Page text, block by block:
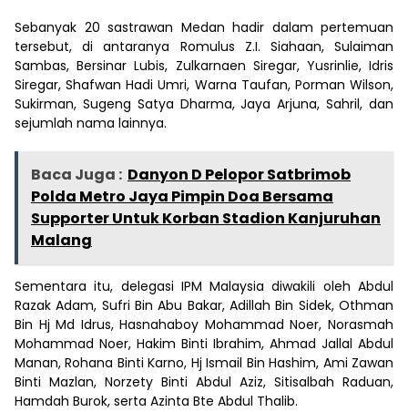
Sebanyak 20 sastrawan Medan hadir dalam pertemuan
tersebut, di antaranya Romulus Z.I. Siahaan, Sulaiman
Sambas, Bersinar Lubis, Zulkarnaen Siregar, Yusrinlie, Idris
Siregar, Shafwan Hadi Umri, Warna Taufan, Porman Wilson,
Sukirman, Sugeng Satya Dharma, Jaya Arjuna, Sahril, dan
sejumlah nama lainnya.
Baca Juga : Danyon D Pelopor Satbrimob
Polda Metro Jaya Pimpin Doa Bersama
Supporter Untuk Korban Stadion Kanjuruhan
Malang
Sementara itu, delegasi IPM Malaysia diwakili oleh Abdul
Razak Adam, Sufri Bin Abu Bakar, Adillah Bin Sidek, Othman
Bin Hj Md Idrus, Hasnahaboy Mohammad Noer, Norasmah
Mohammad Noer, Hakim Binti Ibrahim, Ahmad Jallal Abdul
Manan, Rohana Binti Karno, Hj Ismail Bin Hashim, Ami Zawan
Binti Mazlan, Norzety Binti Abdul Aziz, Sitisalbah Raduan,
Hamdah Burok, serta Azinta Bte Abdul Thalib.